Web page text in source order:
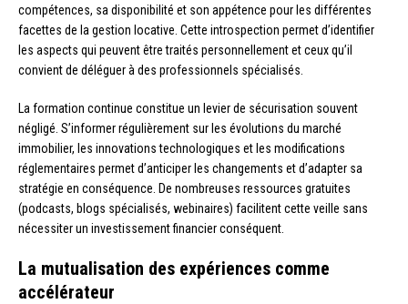
compétences, sa disponibilité et son appétence pour les différentes
facettes de la gestion locative. Cette introspection permet d’identifier
les aspects qui peuvent être traités personnellement et ceux qu’il
convient de déléguer à des professionnels spécialisés.
La formation continue constitue un levier de sécurisation souvent
négligé. S’informer régulièrement sur les évolutions du marché
immobilier, les innovations technologiques et les modifications
réglementaires permet d’anticiper les changements et d’adapter sa
stratégie en conséquence. De nombreuses ressources gratuites
(podcasts, blogs spécialisés, webinaires) facilitent cette veille sans
nécessiter un investissement financier conséquent.
La mutualisation des expériences comme
accélérateur